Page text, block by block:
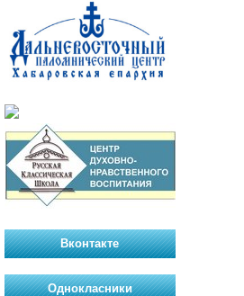
Вконтакте
Однокласники